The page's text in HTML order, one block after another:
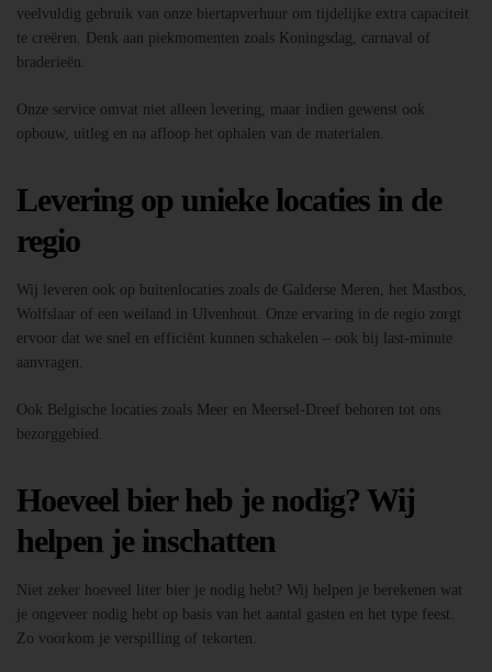
veelvuldig gebruik van onze biertapverhuur om tijdelijke extra capaciteit
te creëren. Denk aan piekmomenten zoals Koningsdag, carnaval of
braderieën.
Onze service omvat niet alleen levering, maar indien gewenst ook
opbouw, uitleg en na afloop het ophalen van de materialen.
Levering op unieke locaties in de
regio
Wij leveren ook op buitenlocaties zoals de Galderse Meren, het Mastbos,
Wolfslaar of een weiland in Ulvenhout. Onze ervaring in de regio zorgt
ervoor dat we snel en efficiënt kunnen schakelen – ook bij last-minute
aanvragen.
Ook Belgische locaties zoals Meer en Meersel-Dreef behoren tot ons
bezorggebied.
Hoeveel bier heb je nodig? Wij
helpen je inschatten
Niet zeker hoeveel liter bier je nodig hebt? Wij helpen je berekenen wat
je ongeveer nodig hebt op basis van het aantal gasten en het type feest.
Zo voorkom je verspilling of tekorten.